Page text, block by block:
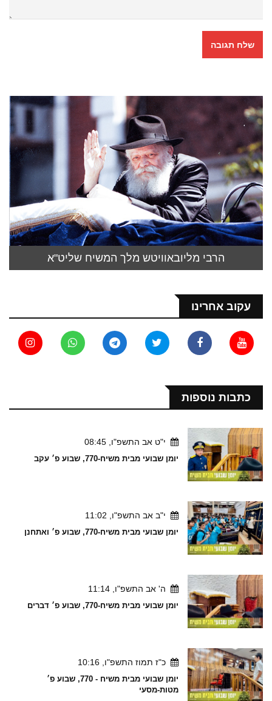
הרבי מליובאוויטש מלך המשיח שליט"א
עקוב אחרינו
כתבות נוספות
י"ט אב התשפ"ו, 08:45
יומן שבועי מבית משיח-770, שבוע פ׳ עקב
י"ב אב התשפ"ו, 11:02
יומן שבועי מבית משיח-770, שבוע פ׳ ואתחנן
ה' אב התשפ"ו, 11:14
יומן שבועי מבית משיח-770, שבוע פ׳ דברים
כ"ז תמוז התשפ"ו, 10:16
יומן שבועי מבית משיח - 770, שבוע פ׳
מטות-מסעי